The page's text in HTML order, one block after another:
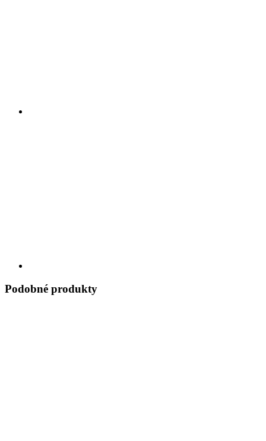
Podobné produkty